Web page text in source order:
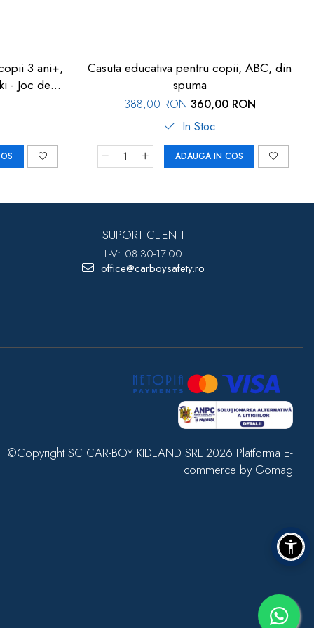
3 ani+,
- Joc de
Casuta educativa pentru copii, ABC, din
spuma
388,00 RON360,00 RON
In Stoc
ADAUGA IN COS
SUPORT CLIENTI
L-V: 08.30-17.00
office@carboysafety.ro
©Copyright SC CAR-BOY KIDLAND SRL 2026 Platforma E-
commerce by Gomag